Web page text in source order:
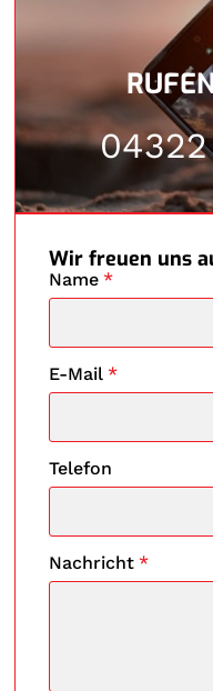
Wir freuen uns
Name *
E-Mail *
Telefon
Nachricht *